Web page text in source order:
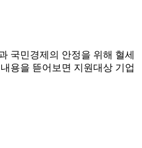
국민경제의 안정을 위해 혈세
용을 뜯어보면 지원대상 기업